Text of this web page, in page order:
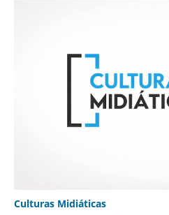
Culturas Midiáticas